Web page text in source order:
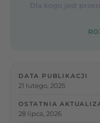
Dla kogo jest
DATA PUBLIKACJI
21 lutego, 2025
OSTATNIA
28 lipca, 2026